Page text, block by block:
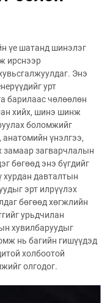
үе шатанд шинэлэг
ирснээр
Энэ
урт
барилаас чөлөөлөн
хийх, шинэ шинж
боломжийг
анатомийн үнэлгээ,
замаар загварчлалын
бөгөөд энэ бүгдийг
хурдан давталтын
эрт илрүүлэх
бөгөөд хөгжлийн
урьдчилан
хувилбаруудыг
нь багийн гишүүдэд
холбоотой
олгодог.